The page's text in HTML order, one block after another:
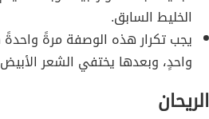
الخليط السابق.
يجب تكرار هذه الوصفة مرةً
واحدٍ، وبعدها يختفي الشعر
الريحان